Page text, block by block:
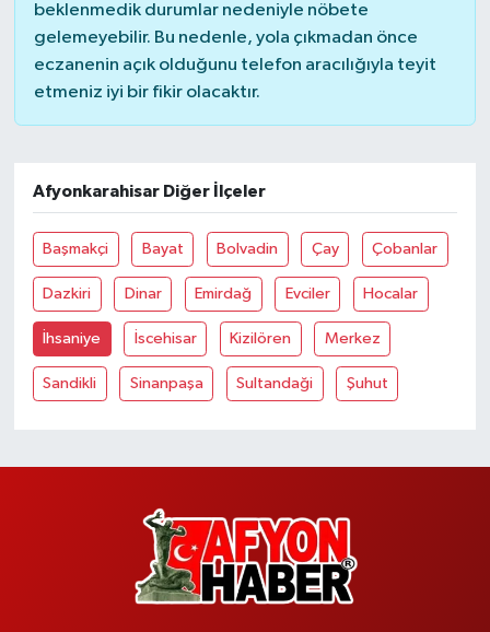
beklenmedik durumlar nedeniyle nöbete
gelemeyebilir. Bu nedenle, yola çıkmadan önce
eczanenin açık olduğunu telefon aracılığıyla teyit
etmeniz iyi bir fikir olacaktır.
Afyonkarahisar Diğer İlçeler
Başmakçi Bayat Bolvadin Çay Çobanlar
Dazkiri Dinar Emirdağ Evciler Hocalar
İhsaniye İscehisar Kizilören Merkez
Sandikli Sinanpaşa Sultandaği Şuhut